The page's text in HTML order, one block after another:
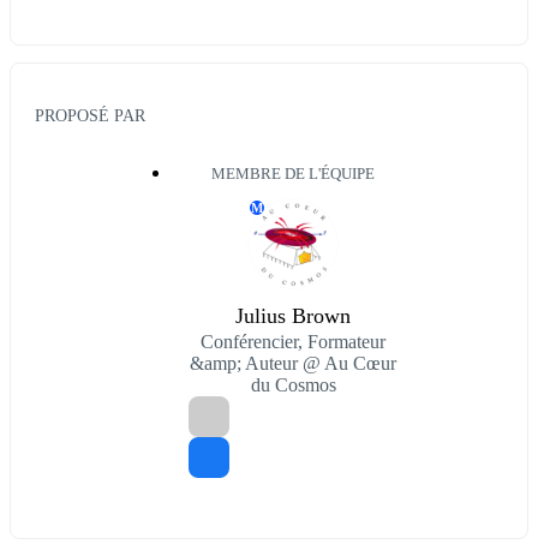
PROPOSÉ PAR
MEMBRE DE L'ÉQUIPE
M
Julius Brown
Conférencier, Formateur
&amp; Auteur @ Au Cœur
du Cosmos